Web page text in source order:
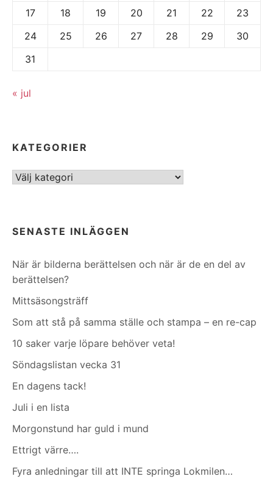
17
18 19 20 21 22
23
24
25 26 27 28 29
30
31
« jul
KATEGORIER
Kategorier
SENASTE INLÄGGEN
När är bilderna berättelsen och när är de en del av
berättelsen?
Mittsäsongsträff
Som att stå på samma ställe och stampa – en re-cap
10 saker varje löpare behöver veta!
Söndagslistan vecka 31
En dagens tack!
Juli i en lista
Morgonstund har guld i mund
Ettrigt värre….
Fyra anledningar till att INTE springa Lokmilen…